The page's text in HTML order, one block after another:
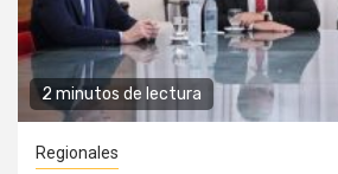
2 minutos de lectura
Regionales